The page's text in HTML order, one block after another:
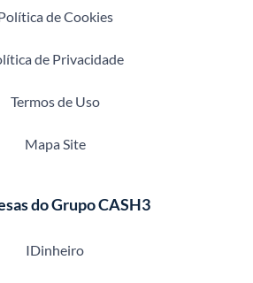
de Cookies
de Privacidade
Termos de Uso
Mapa Site
do Grupo CASH3
IDinheiro